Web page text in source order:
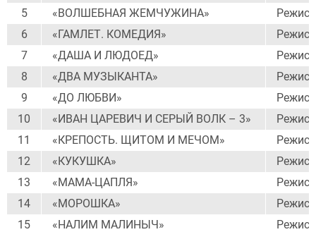
5
«ВОЛШЕБНАЯ ЖЕМЧУЖИНА»
6
«ГАМЛЕТ. КОМЕДИЯ»
7
«ДАША И ЛЮДОЕД»
8
«ДВА МУЗЫКАНТА»
9
«ДО ЛЮБВИ»
10
«ИВАН ЦАРЕВИЧ И СЕРЫЙ ВОЛК – 3»
11
«КРЕПОСТЬ. ЩИТОМ И МЕЧОМ»
12
«КУКУШКА»
13
«МАМА-ЦАПЛЯ»
14
«МОРОШКА»
15
«НАЛИМ МАЛИНЫЧ»